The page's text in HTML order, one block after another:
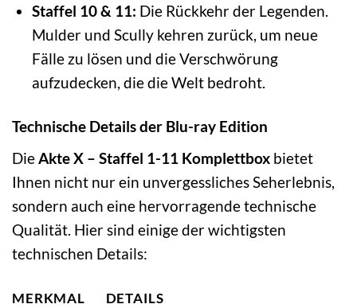
Staffel 10 & 11: Die Rückkehr der Legenden.
Mulder und Scully kehren zurück, um neue
Fälle zu lösen und die Verschwörung
aufzudecken, die die Welt bedroht.
Technische Details der Blu-ray Edition
Die Akte X – Staffel 1-11 Komplettbox bietet
Ihnen nicht nur ein unvergessliches Seherlebnis,
sondern auch eine hervorragende technische
Qualität. Hier sind einige der wichtigsten
technischen Details:
MERKMAL DETAILS